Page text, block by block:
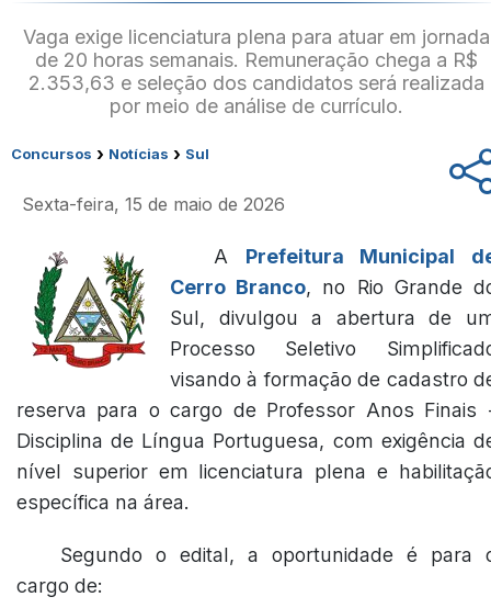
Vaga exige licenciatura plena para atuar em jornada
de 20 horas semanais. Remuneração chega a R$
2.353,63 e seleção dos candidatos será realizada
por meio de análise de currículo.
Concursos › Notícias › Sul
Sexta-feira, 15 de maio de 2026
A Prefeitura Municipal
Cerro Branco, no Rio Grande
Sul, divulgou a abertura de
Processo Seletivo
visando à formação de cadastro
reserva para o cargo de Professor Anos Finais
Disciplina de Língua Portuguesa, com exigência
nível superior em licenciatura plena e
específica na área.
Segundo o edital, a oportunidade é para
cargo de: